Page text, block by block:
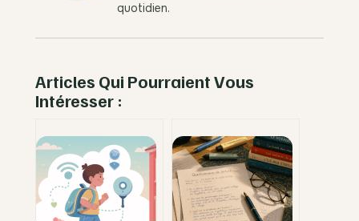
quotidien.
Articles Qui Pourraient Vous
Intéresser :